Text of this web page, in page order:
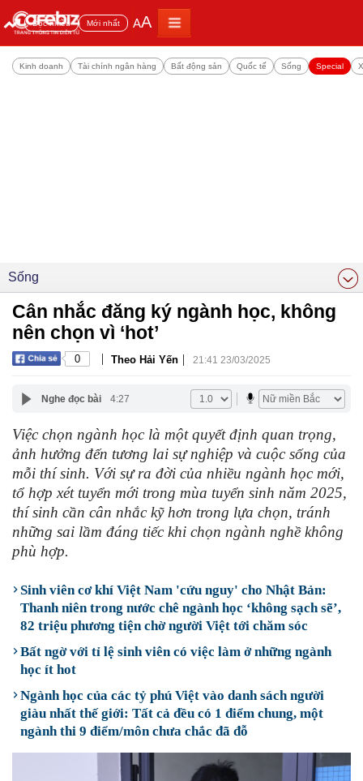
Đọc nhiều Mới nhất AA
Kinh doanh Tài chính ngân hàng Bất động sản Quốc tế Sống Special
Sống
Cân nhắc đăng ký ngành học, không
nên chọn vì ‘hot’
0 | Theo Hải Yến | 21:41 23/03/2025
Nghe đọc bài 4:27
Việc chọn ngành học là một quyết định quan trọng,
ảnh hưởng đến tương lai sự nghiệp và cuộc sống của
mỗi thí sinh. Với sự ra đời của nhiều ngành học mới,
tổ hợp xét tuyển mới trong mùa tuyển sinh năm 2025,
thí sinh cần cân nhắc kỹ hơn trong lựa chọn, tránh
những sai lầm đáng tiếc khi chọn ngành nghề không
phù hợp.
Sinh viên cơ khí Việt Nam 'cứu nguy' cho Nhật Bản:
Thanh niên trong nước chê ngành học ‘không sạch sẽ’,
82 triệu phương tiện chờ người Việt tới chăm sóc
Bất ngờ với tỉ lệ sinh viên có việc làm ở những ngành
học ít hot
Ngành học của các tỷ phú Việt vào danh sách người
giàu nhất thế giới: Tất cả đều có 1 điểm chung, một
ngành thi 9 điểm/môn chưa chắc đã đỗ